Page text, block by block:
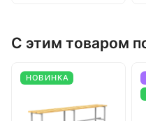
С этим товаром
НОВИНКА